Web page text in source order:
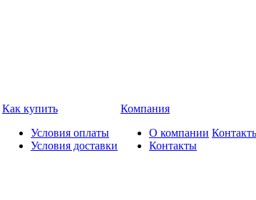
Как купить
Условия оплаты
Условия доставки
Компания
О компании
Контакты